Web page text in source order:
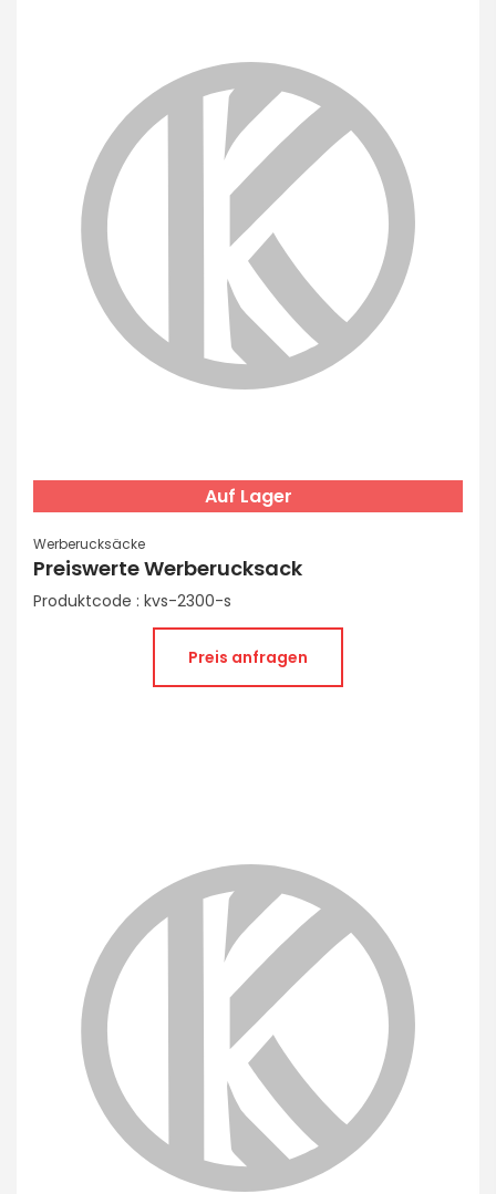
Auf Lager
Werberucksäcke
Preiswerte Werberucksack
Produktcode : kvs-2300-s
Preis anfragen